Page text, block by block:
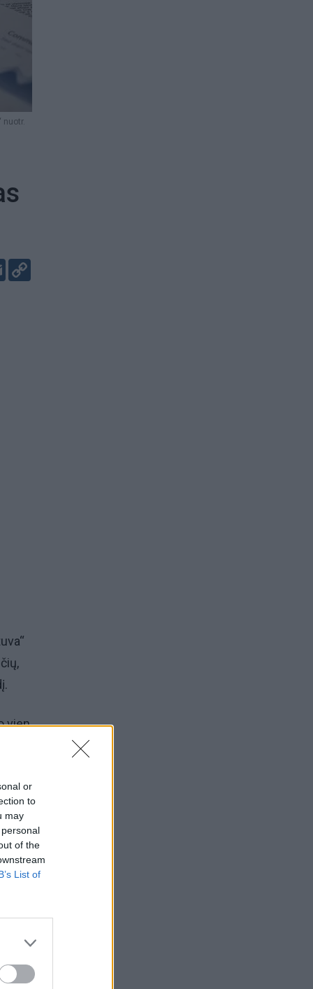
or
to
may
of the
List of
nuotr.
Email
vien